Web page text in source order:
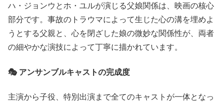
ハ・ジョンウとホ・ユルが演じる父娘関係は、映画の核心
部分です。事故のトラウマによって生じた心の溝を埋めよ
うとする父親と、心を閉ざした娘の微妙な関係性が、両者
の細やかな演技によって丁寧に描かれています。
🎭 アンサンブルキャストの完成度
主演から子役、特別出演まで全てのキャストが一体となっ